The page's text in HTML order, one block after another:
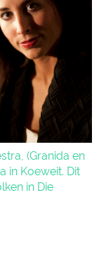
(Granida en
in Koeweit. Dit
in Die